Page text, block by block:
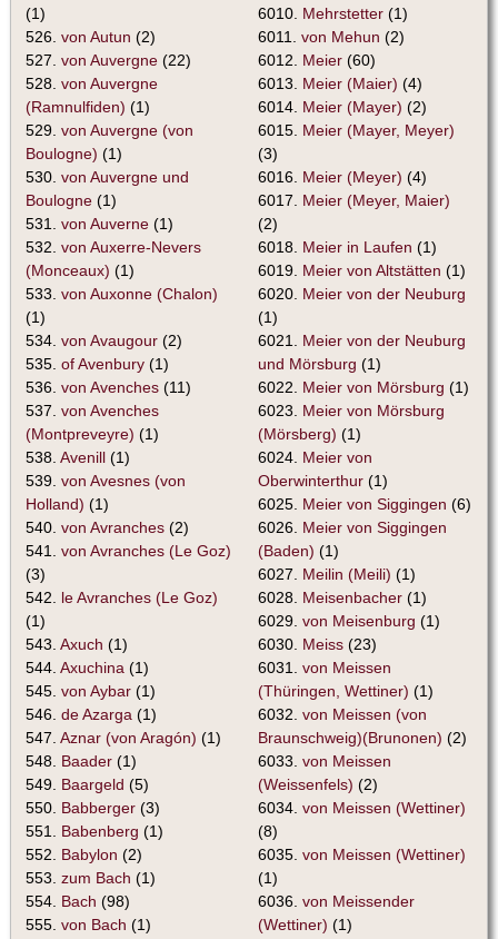
(1)
526. von Autun (2)
527. von Auvergne (22)
528. von Auvergne
(Ramnulfiden) (1)
529. von Auvergne (von
Boulogne) (1)
530. von Auvergne und
Boulogne (1)
531. von Auverne (1)
532. von Auxerre-Nevers
(Monceaux) (1)
533. von Auxonne (Chalon)
(1)
534. von Avaugour (2)
535. of Avenbury (1)
536. von Avenches (11)
537. von Avenches
(Montpreveyre) (1)
538. Avenill (1)
539. von Avesnes (von
Holland) (1)
540. von Avranches (2)
541. von Avranches (Le Goz)
(3)
542. le Avranches (Le Goz)
(1)
543. Axuch (1)
544. Axuchina (1)
545. von Aybar (1)
546. de Azarga (1)
547. Aznar (von Aragón) (1)
548. Baader (1)
549. Baargeld (5)
550. Babberger (3)
551. Babenberg (1)
552. Babylon (2)
553. zum Bach (1)
554. Bach (98)
555. von Bach (1)
6010. Mehrstetter (1)
6011. von Mehun (2)
6012. Meier (60)
6013. Meier (Maier) (4)
6014. Meier (Mayer) (2)
6015. Meier (Mayer, Meyer)
(3)
6016. Meier (Meyer) (4)
6017. Meier (Meyer, Maier)
(2)
6018. Meier in Laufen (1)
6019. Meier von Altstätten (1)
6020. Meier von der Neuburg
(1)
6021. Meier von der Neuburg
und Mörsburg (1)
6022. Meier von Mörsburg (1)
6023. Meier von Mörsburg
(Mörsberg) (1)
6024. Meier von
Oberwinterthur (1)
6025. Meier von Siggingen (6)
6026. Meier von Siggingen
(Baden) (1)
6027. Meilin (Meili) (1)
6028. Meisenbacher (1)
6029. von Meisenburg (1)
6030. Meiss (23)
6031. von Meissen
(Thüringen, Wettiner) (1)
6032. von Meissen (von
Braunschweig)(Brunonen) (2)
6033. von Meissen
(Weissenfels) (2)
6034. von Meissen (Wettiner)
(8)
6035. von Meissen (Wettiner)
(1)
6036. von Meissender
(Wettiner) (1)